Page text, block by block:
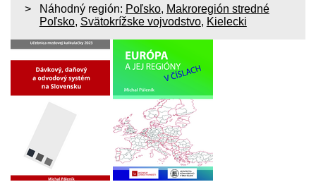
Náhodný región: Poľsko, Makroregión stredné
Poľsko, Svätokrížske vojvodstvo, Kielecki